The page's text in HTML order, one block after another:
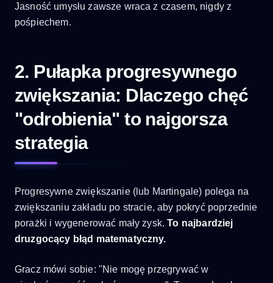
Jasność umysłu zawsze wraca z czasem, nigdy z
pośpiechem.
2. Pułapka progresywnego
zwiększania: Dlaczego chęć
"odrobienia" to najgorsza
strategia
Progresywne zwiększanie (lub Martingale) polega na
zwiększaniu zakładu po stracie, aby pokryć poprzednie
porażki i wygenerować mały zysk.To najbardziej
druzgocący błąd matematyczny.
Gracz mówi sobie: "Nie mogę przegrywać w